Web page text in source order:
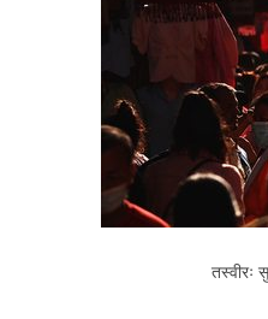
तस्वीरः